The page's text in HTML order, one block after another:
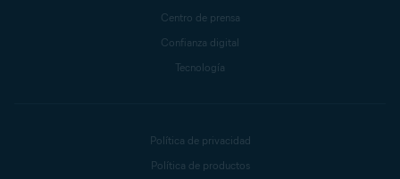
Centro de prensa
Confianza digital
Tecnología
Política de privacidad
Política de productos